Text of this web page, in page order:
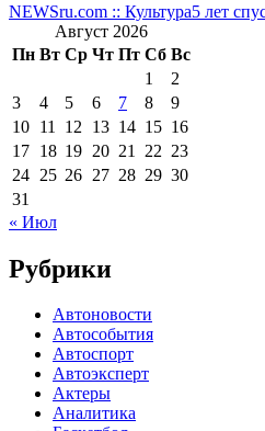
NEWSru.com :: Культура5 лет
Август 2026
Пн Вт Ср Чт Пт Сб Вс
1
2
3
4 5 6 7 8
9
10 11 12 13 14 15 16
17 18 19 20 21 22 23
24 25 26 27 28 29 30
31
« Июл
Рубрики
Автоновости
Автособытия
Автоспорт
Автоэксперт
Актеры
Аналитика